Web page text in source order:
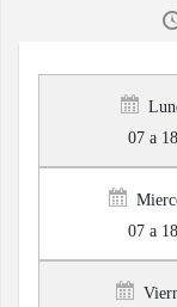
07 a 18
07 a 18